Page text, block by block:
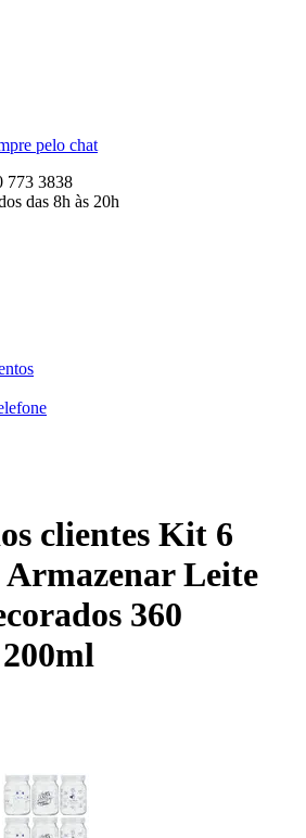
pelo chat
773 3838
das 8h às 20h
clientes Kit 6
Armazenar Leite
360